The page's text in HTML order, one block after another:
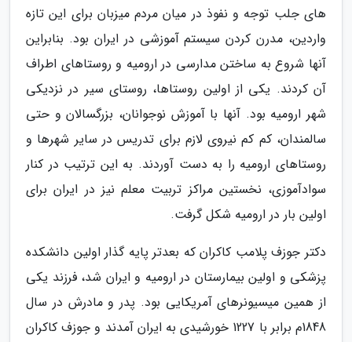
های جلب توجه و نفوذ در میان مردم میزبان برای این تازه
واردین، مدرن کردن سیستم آموزشی در ایران بود. بنابراین
آنها شروع به ساختن مدارسی در ارومیه و روستاهای اطراف
آن کردند. یکی از اولین روستاها، روستای سیر در نزدیکی
شهر ارومیه بود. آنها با آموزش نوجوانان، بزرگسالان و حتی
سالمندان، کم کم نیروی لازم برای تدریس در سایر شهرها و
روستاهای ارومیه را به دست آوردند. به این ترتیب در کنار
سوادآموزی، نخستین مراکز تربیت معلم نیز در ایران برای
اولین بار در ارومیه شکل گرفت.
دکتر جوزف پلامب کاکران که بعدتر پایه گذار اولین دانشکده
پزشکی و اولین بیمارستان در ارومیه و ایران شد، فرزند یکی
از همین میسیونرهای آمریکایی بود. پدر و مادرش در سال
1848م برابر با 1227 خورشیدی به ایران آمدند و جوزف کاکران